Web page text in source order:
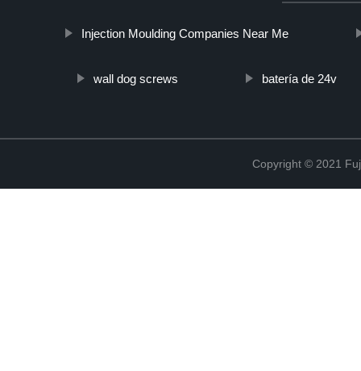
Injection Moulding Companies Near Me
wall dog screws batería de 24v
Copyright © 2021